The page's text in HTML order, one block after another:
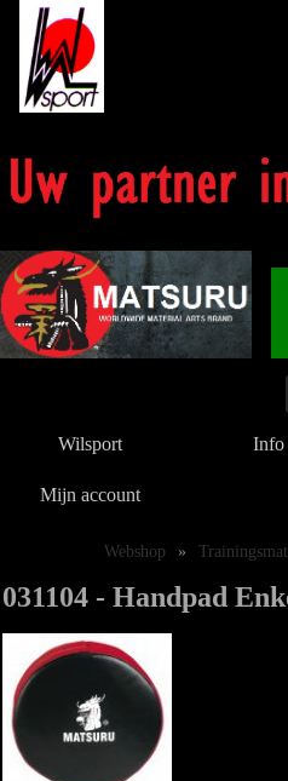
Wilsport Info
Mijn account
Webshop »
031104 - Handpad